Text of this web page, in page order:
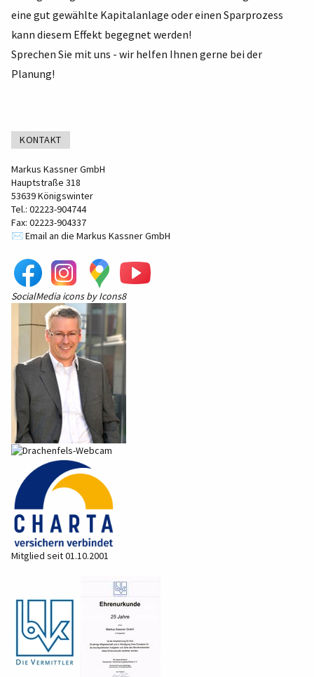
eine gut gewählte Kapitalanlage oder einen Sparprozess
kann diesem Effekt begegnet werden!
Sprechen Sie mit uns - wir helfen Ihnen gerne bei der
Planung!
KONTAKT
Markus Kassner GmbH
Hauptstraße 318
53639 Königswinter
Tel.: 02223-904744
Fax: 02223-904337
✉️ Email an die Markus Kassner GmbH
SocialMediaicons byIcons8
Mitglied seit 01.10.2001